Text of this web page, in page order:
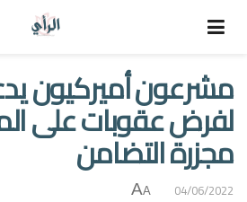
مشرعون أميركيون
لفرض عقوبات على
مجزرة التضامن
04/06/2022
A
A